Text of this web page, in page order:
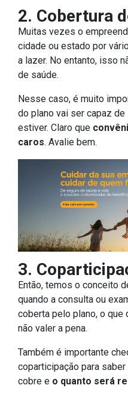
2. Cobertura
Muitas vezes o
cidade ou estado por
a lazer. No entanto, isso
de saúde.
Nesse caso, é muito
do plano vai ser capaz
estiver. Claro que
caros. Avalie bem.
3.
Então, temos o conceito
quando a consulta ou
coberta pelo plano, o que
não valer a pena.
Também é importante
coparticipação para
cobre e o quanto será